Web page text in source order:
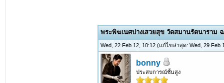
พระพิฆเนศปางเสวยสุข วัดสมานรัตนาราม ฉ
Wed, 22 Feb 12, 10:12(แก้ไขล่าสุด: Wed, 29 Feb
bonny
ประสบการณ์ชั้นสูง